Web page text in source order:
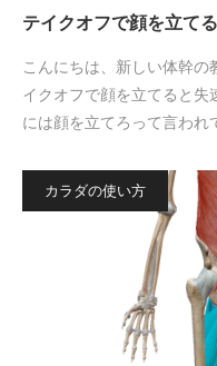
テイクオフで顔を立て
こんにちは、新しい体幹
イクオフで顔を立てると失
には顔を立てろって言われ
カラダの使い方